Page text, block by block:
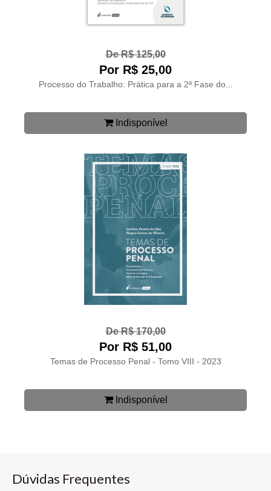
De R$ 125,00
Por R$ 25,00
Processo do Trabalho: Prática para a 2ª Fase do...
Indisponível
De R$ 170,00
Por R$ 51,00
Temas de Processo Penal - Tomo VIII - 2023
Indisponível
Dúvidas Frequentes